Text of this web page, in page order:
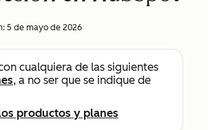
5 de mayo de 2026
cualquiera de las siguientes
, a no ser que se indique de
productos y planes